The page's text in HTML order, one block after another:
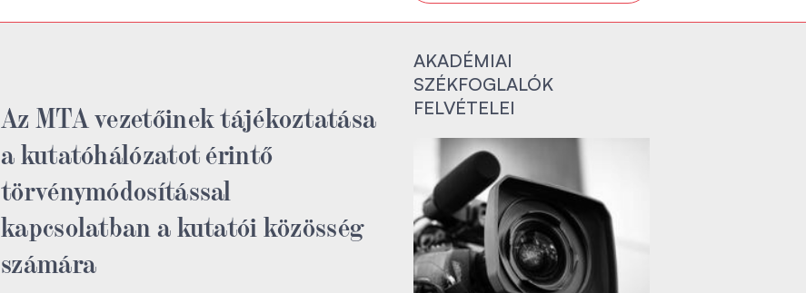
Az MTA vezetőinek tájékoztatása
a kutatóhálózatot érintő
törvénymódosítással
kapcsolatban a kutatói közösség
számára
AKADÉMIAI
SZÉKFOGLALÓK
FELVÉTELEI